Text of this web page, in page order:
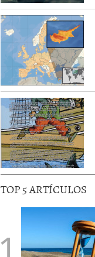
TOP 5 ARTÍCULOS